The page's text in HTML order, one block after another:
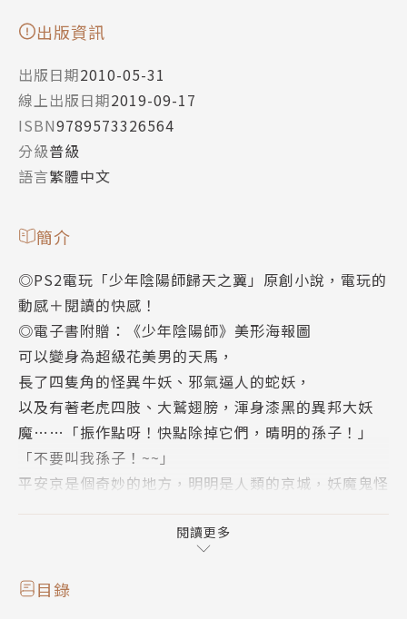
出版資訊
出版日期2010-05-31
線上出版日期2019-09-17
ISBN9789573326564
分級普級
語言繁體中文
簡介
◎PS2電玩「少年陰陽師歸天之翼」原創小說，電玩的
動感＋閱讀的快感！
◎電子書附贈：《少年陰陽師》美形海報圖
可以變身為超級花美男的天馬，
長了四隻角的怪異牛妖、邪氣逼人的蛇妖，
以及有著老虎四肢、大鷲翅膀，渾身漆黑的異邦大妖
魔……「振作點呀！快點除掉它們，晴明的孫子！」
「不要叫我孫子！~~」
平安京是個奇妙的地方，明明是人類的京城，妖魔鬼怪
人們一點都不擔心。只不過，要是大家發現真正四處奔
波除妖的竟然是個十三歲的「菜島陰陽師」，不知還能
不能這麼平靜？
閱讀更多
目錄